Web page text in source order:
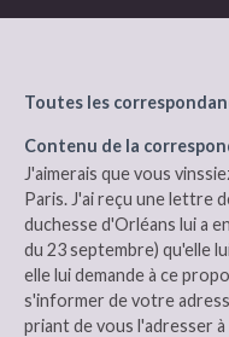
Toutes les
Contenu de la
J'aimerais que vous
Paris. J'ai reçu une lettre
duchesse d'Orléans lui a
du 23 septembre) qu'elle
elle lui demande à ce
s'informer de votre
priant de vous l'adresser à